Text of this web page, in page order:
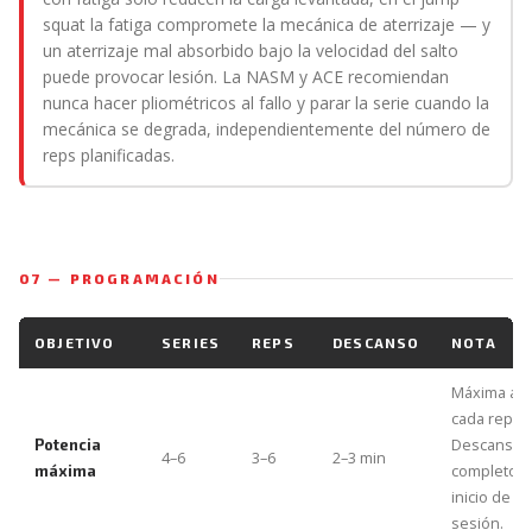
squat la fatiga compromete la mecánica de aterrizaje — y
un aterrizaje mal absorbido bajo la velocidad del salto
puede provocar lesión. La NASM y ACE recomiendan
nunca hacer pliométricos al fallo y parar la serie cuando la
mecánica se degrada, independientemente del número de
reps planificadas.
07 — PROGRAMACIÓN
OBJETIVO SERIES REPS DESCANSO NOTA
Potencia
máxima
4–6 3–6 2–3 min
Máxima
cada rep.
Descanso
completo.
inicio de la
sesión.